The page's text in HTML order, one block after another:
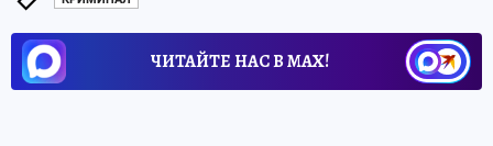
ЧИТАЙТЕ НАС В МАХ!